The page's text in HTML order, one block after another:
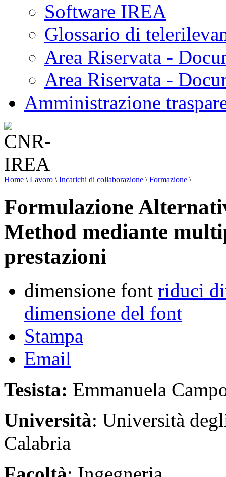
Software IREA
Glossario di
Area Riservata -
Area Riservata -
Amministrazione
Home \ Lavoro \ Incarichi di collaborazione \ Formazione \
Formulazione
Method mediante
prestazioni
dimensione font riduci
dimensione del font
Stampa
Email
Tesista: Emmanuela
Università: Università
Calabria